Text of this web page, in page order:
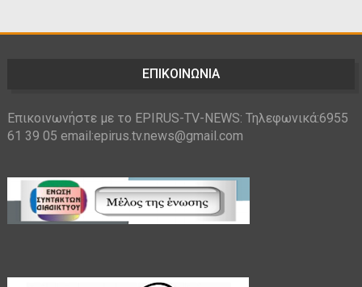
ΕΠΙΚΟΙΝΩΝΙΑ
Επικοινωνήστε με το EPIRUS-TV-NEWS: Τηλεφωνικά:6955
61 39 05 email:epirus.tv.news@gmail.com